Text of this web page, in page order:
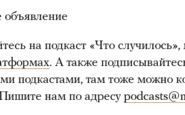
на подкаст «Что
. А также
подкастами, там тоже можно
нам по адресу